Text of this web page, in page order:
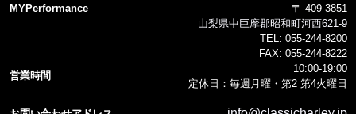
MYPerformance
〒 409-3851
山梨県中巨摩郡昭和町河西621-9
TEL: 055-244-8200
FAX: 055-244-8222
営業時間
10:00-19:00
定休日：毎週月曜・第2 第4火曜日